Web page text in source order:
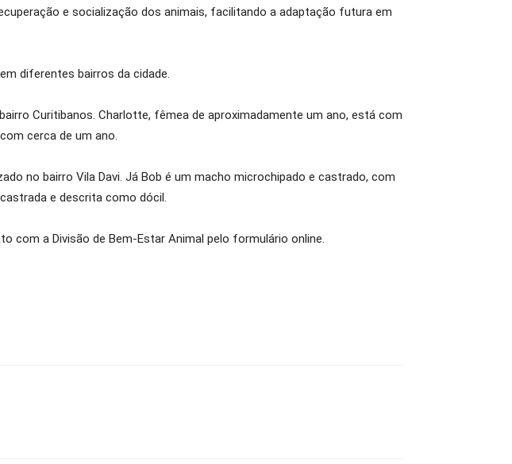
e socialização dos animais, facilitando a adaptação futura em
diferentes bairros da cidade.
Curitibanos. Charlotte, fêmea de aproximadamente um ano, está com
cerca de um ano.
no bairro Vila Davi. Já Bob é um macho microchipado e castrado, com
e descrita como dócil.
com a Divisão de Bem-Estar Animal pelo formulário online.